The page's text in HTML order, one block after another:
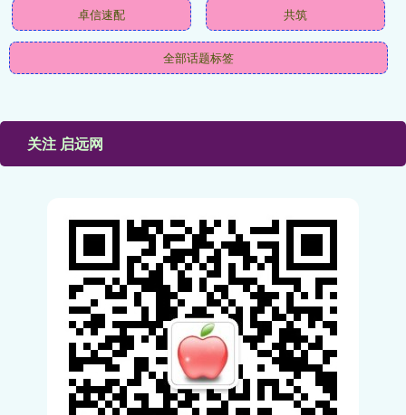
卓信速配 共筑
全部话题标签
关注 启远网